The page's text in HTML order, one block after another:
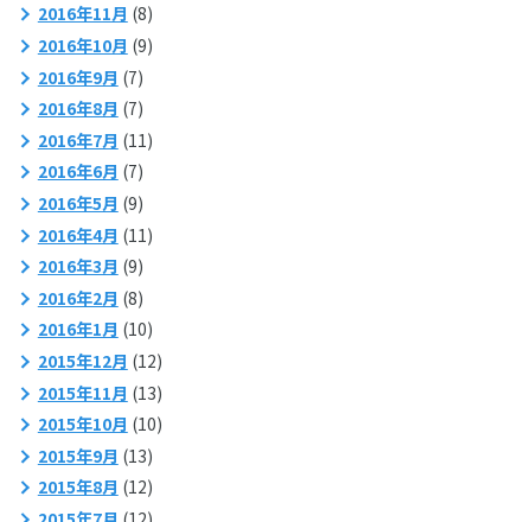
2016年11月 (8)
2016年10月 (9)
2016年9月 (7)
2016年8月 (7)
2016年7月 (11)
2016年6月 (7)
2016年5月 (9)
2016年4月 (11)
2016年3月 (9)
2016年2月 (8)
2016年1月 (10)
2015年12月 (12)
2015年11月 (13)
2015年10月 (10)
2015年9月 (13)
2015年8月 (12)